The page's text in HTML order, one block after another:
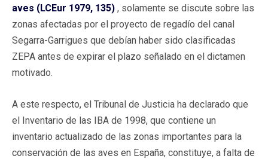
aves (LCEur 1979, 135) , solamente se discute sobre las
zonas afectadas por el proyecto de regadío del canal
Segarra-Garrigues que debían haber sido clasificadas
ZEPA antes de expirar el plazo señalado en el dictamen
motivado.
A este respecto, el Tribunal de Justicia ha declarado que
el Inventario de las IBA de 1998, que contiene un
inventario actualizado de las zonas importantes para la
conservación de las aves en España, constituye, a falta de